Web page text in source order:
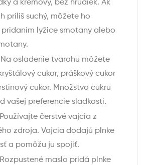
a krémový, bez hrudiek. Ak
príliš suchý, môžete ho
lyžice smotany alebo
Na osladenie tvarohu môžete
cukor, práškový cukor
cukor. Množstvo cukru
vašej preferencie sladkosti.
Používajte čerstvé vajcia z
zdroja. Vajcia dodajú plnke
a pomôžu ju spojiť.
Rozpustené maslo pridá plnke